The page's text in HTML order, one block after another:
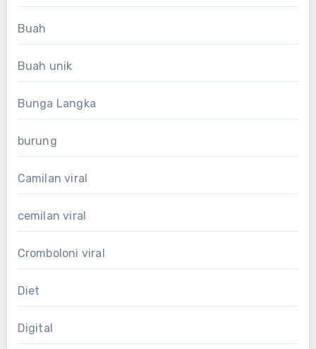
Buah
Buah unik
Bunga Langka
burung
Camilan viral
cemilan viral
Cromboloni viral
Diet
Digital